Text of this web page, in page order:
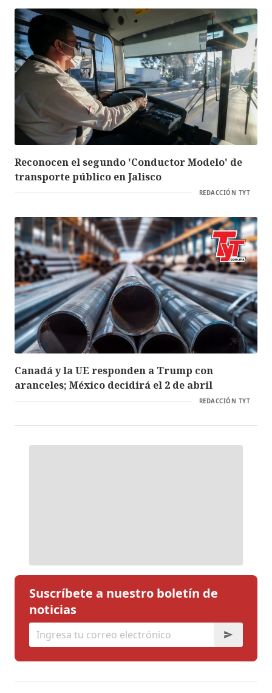
Reconocen el segundo 'Conductor Modelo' de
transporte público en Jalisco
REDACCIÓN TYT
Canadá y la UE responden a Trump con
aranceles; México decidirá el 2 de abril
REDACCIÓN TYT
Suscríbete a nuestro boletín de
noticias